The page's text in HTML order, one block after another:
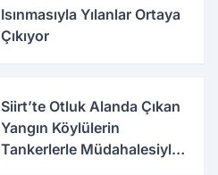
Isınmasıyla Yılanlar Ortaya
Çıkıyor
Siirt’te Otluk Alanda Çıkan
Yangın Köylülerin
Tankerlerle Müdahalesiyle